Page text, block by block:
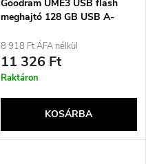
Goodram UME3 USB flash
meghajtó 128 GB USB A-
8 918 Ft ÁFA nélkül
11 326 Ft
Raktáron
KOSÁRBA